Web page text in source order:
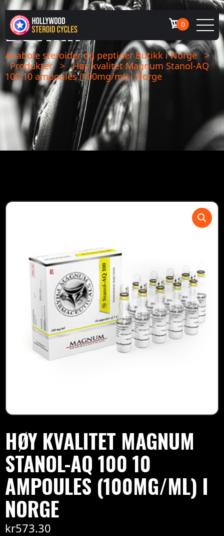
0
BUTIKK
Anabole steroider og peptider Butikk i Norge >
Produkter > Høy kvalitet Magnum Stanol-AQ
100 10 ampoules (100mg/ml) i Norge
HØY KVALITET MAGNUM
STANOL-AQ 100 10
AMPOULES (100MG/ML) I
NORGE
kr573.30